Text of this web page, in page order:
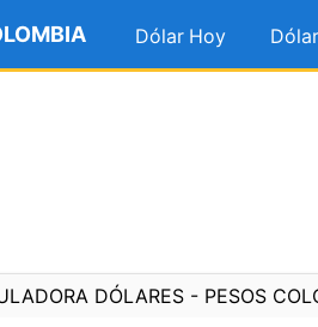
Dólar Hoy
DÓLARES - PESOS